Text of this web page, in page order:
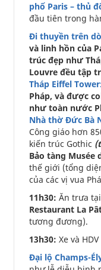
phố Paris – thủ
đầu tiên trong
Đi thuyền trên
và linh hồn của
trúc đẹp như
Louvre đều tập
Tháp Eiffel
Pháp, và được
như toàn nước
Nhà thờ Đức Bà
Công giáo hơn
kiến trúc Gothic
Bảo tàng Musée
thế giới (tổng
của các vị vua
11h30: Ăn trưa
Restaurant La
tương đương).
13h30: Xe và
Đại lộ Champs-